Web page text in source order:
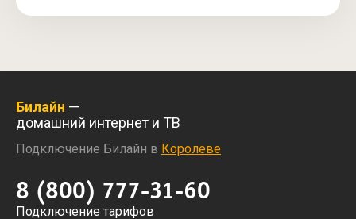
Билайн —
домашний интернет и ТВ
Подключение Билайн в Королеве
8 (800) 777-31-60
Подключение тарифов